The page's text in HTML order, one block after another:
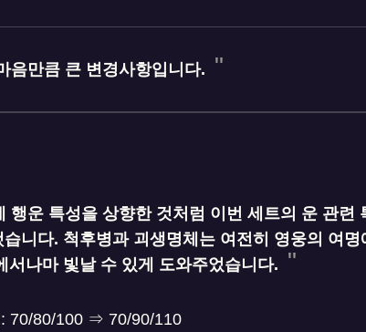
음만큼 큰 변경사항입니다.
행운 특성을 상향한 것처럼 이번 세트의 운 관련
니다. 척후병과 괴생명체는 여전히 영웅의 여
서나마 빛날 수 있게 도와주었습니다.
70/80/100 ⇒ 70/90/110